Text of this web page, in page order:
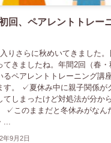
回、ペアレントトレー
りさらに秋めいてきました。
てきましたね。年間2回（春
るペアレントトレーニング講
す。 ✓夏休み中に親子関係が
てしまったけど対処法が分か
✓このままだと冬休みがなん
...
年9月2日